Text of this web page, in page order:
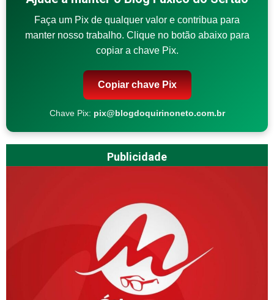
Faça um Pix de qualquer valor e contribua para
manter nosso trabalho. Clique no botão abaixo para
copiar a chave Pix.
Copiar chave Pix
Chave Pix: pix@blogdoquirinoneto.com.br
Publicidade